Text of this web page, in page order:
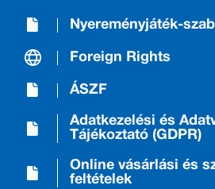
Nyereményjáték-
Foreign Rights
ÁSZF
Adatkezelési és
Tájékoztató (GDPR)
Online vásárlási és
feltételek